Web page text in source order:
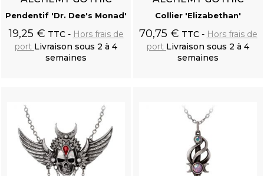
Pendentif 'Dr. Dee's Monad'
19,25 € TTC
Hors frais de
port Livraison sous 2 à 4
semaines
Collier 'Elizabethan'
70,75 € TTC
Hors frais de
port Livraison sous 2 à 4
semaines